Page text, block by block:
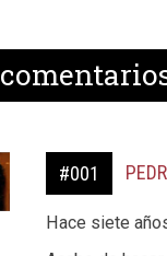
#001
Hace siete